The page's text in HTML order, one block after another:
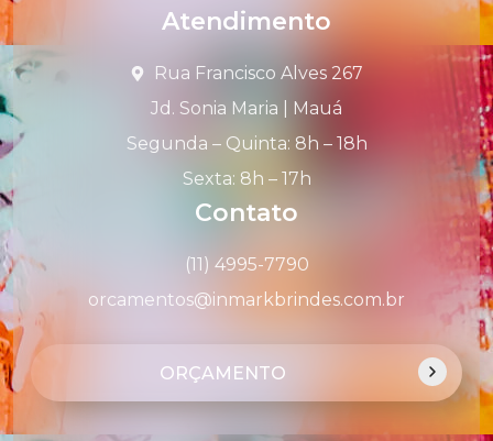
Atendimento
Rua Francisco Alves 267
Jd. Sonia Maria | Mauá
Segunda – Quinta: 8h – 18h
Sexta: 8h – 17h
Contato
(11) 4995-7790
orcamentos@inmarkbrindes.com.br
ORÇAMENTO